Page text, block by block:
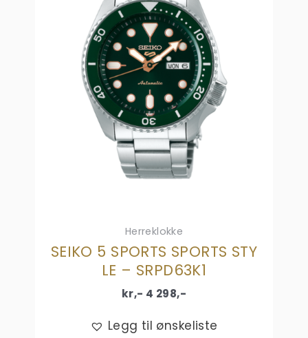
Herreklokke
SEIKO 5 SPORTS SPORTS STY
LE – SRPD63K1
kr,- 4 298,-
Legg til ønskeliste